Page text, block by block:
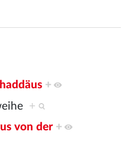
+
+
von der +